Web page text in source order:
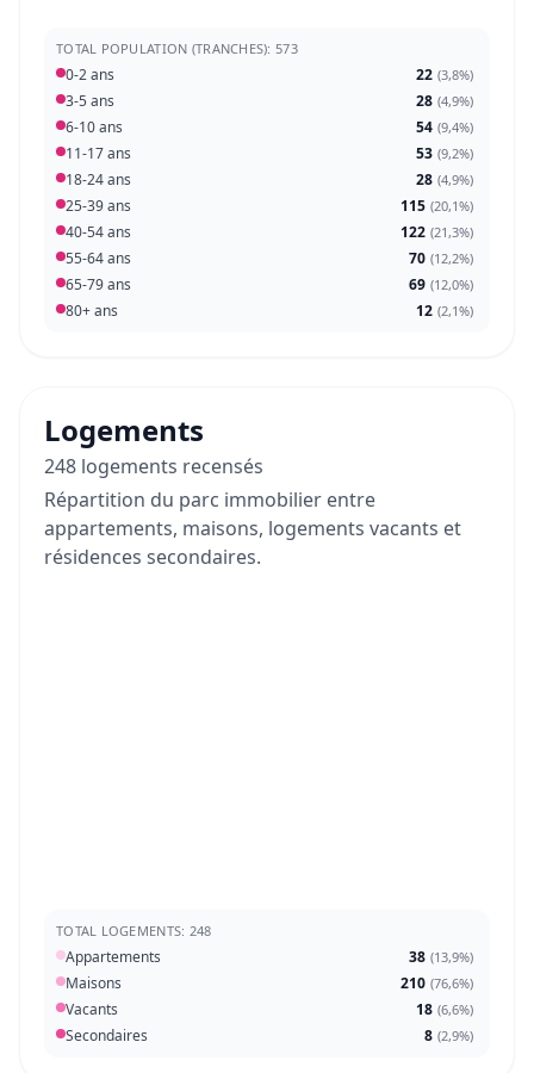
TOTAL POPULATION (TRANCHES): 573
0-2 ans 22 (3,8%)
3-5 ans 28 (4,9%)
6-10 ans 54 (9,4%)
11-17 ans 53 (9,2%)
18-24 ans 28 (4,9%)
25-39 ans 115 (20,1%)
40-54 ans 122 (21,3%)
55-64 ans 70 (12,2%)
65-79 ans 69 (12,0%)
80+ ans 12 (2,1%)
Logements
248 logements recensés
Répartition du parc immobilier entre
appartements, maisons, logements vacants et
résidences secondaires.
TOTAL LOGEMENTS: 248
Appartements 38 (13,9%)
Maisons 210 (76,6%)
Vacants 18 (6,6%)
Secondaires 8 (2,9%)